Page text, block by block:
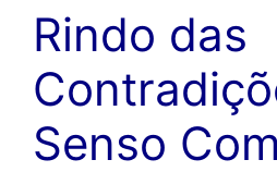
Rindo das
Senso